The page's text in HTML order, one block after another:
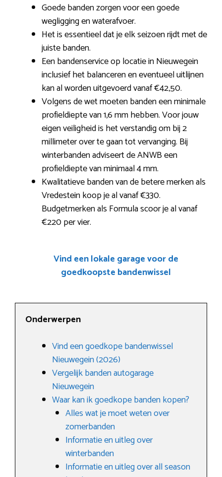
Goede banden zorgen voor een goede
wegligging en waterafvoer.
Het is essentieel dat je elk seizoen rijdt met de
juiste banden.
Een bandenservice op locatie in Nieuwegein
inclusief het balanceren en eventueel uitlijnen
kan al worden uitgevoerd vanaf €42,50.
Volgens de wet moeten banden een minimale
profieldiepte van 1,6 mm hebben. Voor jouw
eigen veiligheid is het verstandig om bij 2
millimeter over te gaan tot vervanging. Bij
winterbanden adviseert de ANWB een
profieldiepte van minimaal 4 mm.
Kwalitatieve banden van de betere merken als
Vredestein koop je al vanaf €330.
Budgetmerken als Formula scoor je al vanaf
€220 per vier.
Vind een lokale garage voor de
goedkoopste bandenwissel
Onderwerpen
Vind een goedkope bandenwissel
Nieuwegein (2026)
Vergelijk banden autogarage
Nieuwegein
Waar kan ik goedkope banden kopen?
Alles wat je moet weten over
zomerbanden
Informatie en uitleg over
winterbanden
Informatie en uitleg over all season